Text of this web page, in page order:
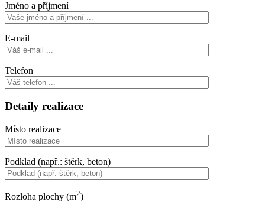
Jméno a příjmení
E-mail
Telefon
Detaily realizace
Místo realizace
Podklad (např.: štěrk, beton)
Rozloha plochy (m2)